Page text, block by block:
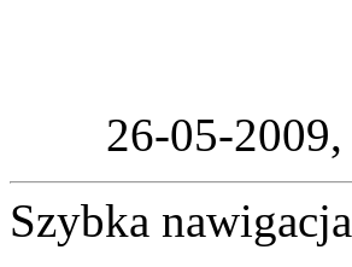
26-05-2009,
Szybka nawigacja